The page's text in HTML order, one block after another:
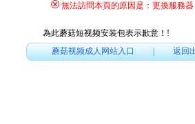
無法訪問本頁的原因是：更換服務器
為此蘑菇短视频安装包表示歉意！ !
蘑菇视频成人网站入口|返回